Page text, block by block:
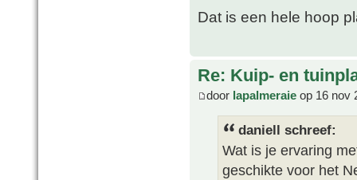
Dat is een hele hoop
Re: Kuip- en
door lapalmeraie op 16 nov
daniell schreef:
Wat is je ervaring
geschikte voor het